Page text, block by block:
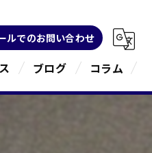
ルでのお問い合わせ
ブログ コラム